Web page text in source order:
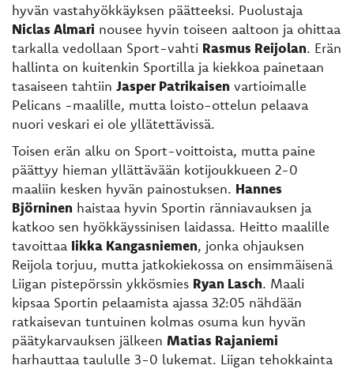
hyvän vastahyökkäyksen päätteeksi. Puolustaja
Niclas Almari nousee hyvin toiseen aaltoon ja ohittaa
tarkalla vedollaan Sport-vahti Rasmus Reijolan. Erän
hallinta on kuitenkin Sportilla ja kiekkoa painetaan
tasaiseen tahtiin Jasper Patrikaisen vartioimalle
Pelicans -maalille, mutta loisto-ottelun pelaava
nuori veskari ei ole yllätettävissä.
Toisen erän alku on Sport-voittoista, mutta paine
päättyy hieman yllättävään kotijoukkueen 2-0
maaliin kesken hyvän painostuksen. Hannes
Björninen haistaa hyvin Sportin ränniavauksen ja
katkoo sen hyökkäyssinisen laidassa. Heitto maalille
tavoittaa Iikka Kangasniemen, jonka ohjauksen
Reijola torjuu, mutta jatkokiekossa on ensimmäisenä
Liigan pistepörssin ykkösmies Ryan Lasch. Maali
kipsaa Sportin pelaamista ajassa 32:05 nähdään
ratkaisevan tuntuinen kolmas osuma kun hyvän
päätykarvauksen jälkeen Matias Rajaniemi
harhauttaa taululle 3-0 lukemat. Liigan tehokkainta